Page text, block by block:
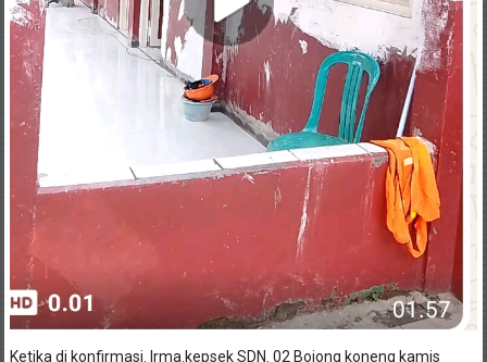
Ketika di konfirmasi. Irma.kepsek SDN. 02 Bojong koneng kamis